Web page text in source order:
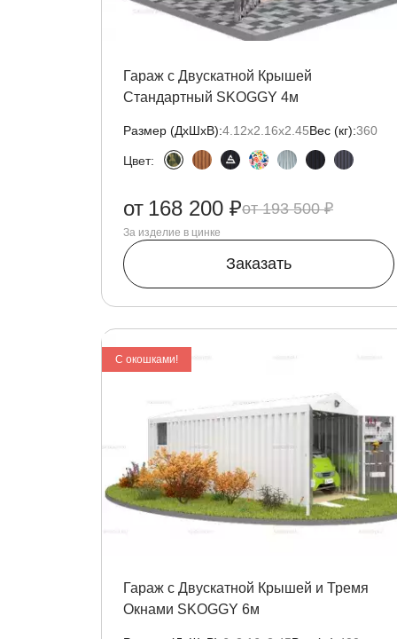
Гараж с Двускатной Крышей
Стандартный SKOGGY 4м
Размер (ДxШxВ):4.12х2.16х2.45Вес (кг):360
Цвет:
193 500 ₽
от 168 200 ₽
За изделие в цинке
Заказать
C окошками!
Гараж с Двускатной Крышей и Тремя
Окнами SKOGGY 6м